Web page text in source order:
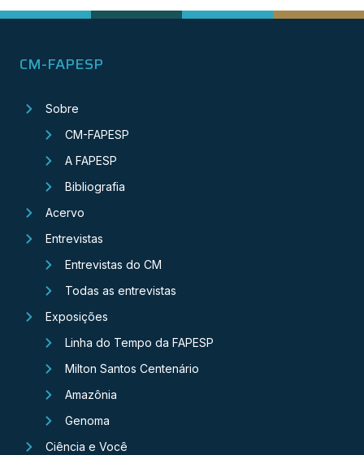
CM-FAPESP
Sobre
CM-FAPESP
A FAPESP
Bibliografia
Acervo
Entrevistas
Entrevistas do CM
Todas as entrevistas
Exposições
Linha do Tempo da FAPESP
Milton Santos Centenário
Amazônia
Genoma
Ciência e Você